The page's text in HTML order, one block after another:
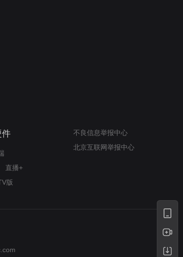
件
直播+
版
不良信息举报中心
北京互联网举报中心